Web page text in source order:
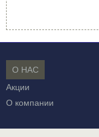
О НАС
Акции
О компании